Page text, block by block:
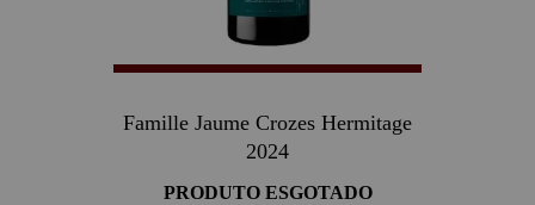
Famille Jaume Crozes Hermitage
2024
PRODUTO ESGOTADO